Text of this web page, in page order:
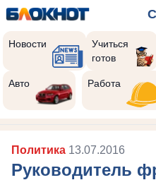
Новости
Учиться
готов
Авто Работа
Политика 13.07.2016
Руководитель